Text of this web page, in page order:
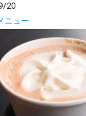
20
ニュー